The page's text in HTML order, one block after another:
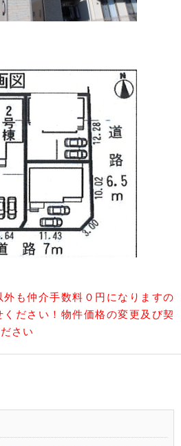
も仲介手数料０円になりますの
ださい！物件価格の変更及び契
さい